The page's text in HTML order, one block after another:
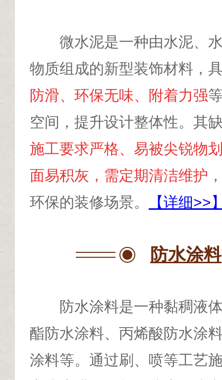
微水泥是一种由水泥、
物质组成的新型装饰材料，
防滑、环保无味、附着力强
空间，提升设计整体性。其
施工要求严格、易被尖锐物
面易积灰，需定期清洁维护
环保的装修场景。
【详细>>
防水涂料
防水涂料是一种黏稠液
酯防水涂料、丙烯酸防水涂
涂料等。通过刷、喷等工艺